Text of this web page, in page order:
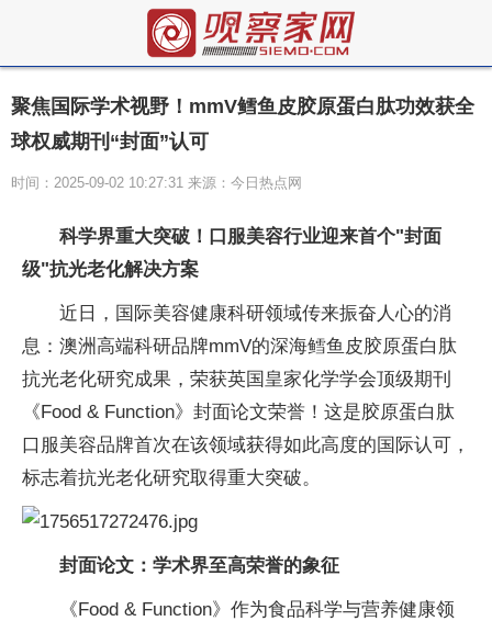
聚焦国际学术视野！mmV鳕鱼皮胶原蛋白肽功效获全
球权威期刊“封面”认可
时间：2025-09-02 10:27:31 来源：今日热点网
科学界重大突破！口服美容行业迎来首个"封面
级"抗光老化解决方案
近日，国际美容健康科研领域传来振奋人心的消
息：澳洲高端科研品牌mmV的深海鳕鱼皮胶原蛋白肽
抗光老化研究成果，荣获英国皇家化学学会顶级期刊
《Food & Function》封面论文荣誉！这是胶原蛋白肽
口服美容品牌首次在该领域获得如此高度的国际认可，
标志着抗光老化研究取得重大突破。
封面论文：学术界至高荣誉的象征
《Food & Function》作为食品科学与营养健康领